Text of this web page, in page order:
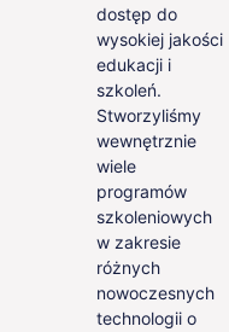
dostęp do
wysokiej jakości
edukacji i
szkoleń.
Stworzyliśmy
wewnętrznie
wiele
programów
szkoleniowych
w zakresie
różnych
nowoczesnych
technologii o